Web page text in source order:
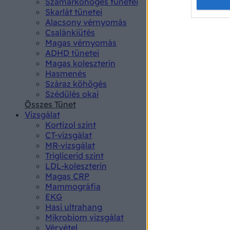
Skarlát tünetei
Alacsony vérnyomás
Csalánkiütés
Magas vérnyomás
ADHD tünetei
Magas koleszterin
Hasmenés
Száraz köhögés
Szédülés okai
Összes Tünet
Vizsgálat
Kortizol szint
CT-vizsgálat
MR-vizsgálat
Triglicerid szint
LDL-koleszterin
Magas CRP
Mammográfia
EKG
Hasi ultrahang
Mikrobiom vizsgálat
Vérvétel